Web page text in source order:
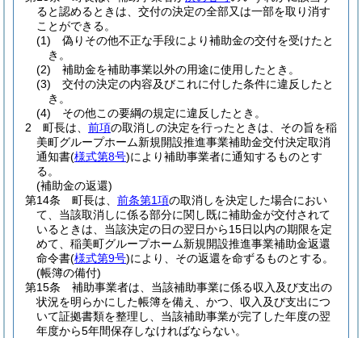
ると認めるときは、交付の決定の全部又は一部を取り消す
ことができる。
(1)
偽りその他不正な手段により補助金の交付を受けたと
き。
(2)
補助金を補助事業以外の用途に使用したとき。
(3)
交付の決定の内容及びこれに付した条件に違反したと
き。
(4)
その他この要綱の規定に違反したとき。
2
町長は、 前項の取消しの決定を行ったときは、その旨を稲
美町グループホーム新規開設推進事業補助金交付決定取消
通知書(様式第8号)により補助事業者に通知するものとす
る。
(補助金の返還)
第14条
町長は、 前条第1項の取消しを決定した場合におい
て、当該取消しに係る部分に関し既に補助金が交付されて
いるときは、当該決定の日の翌日から15日以内の期限を定
めて、稲美町グループホーム新規開設推進事業補助金返還
命令書(様式第9号)により、その返還を命ずるものとする。
(帳簿の備付)
第15条
補助事業者は、当該補助事業に係る収入及び支出の
状況を明らかにした帳簿を備え、かつ、収入及び支出につ
いて証拠書類を整理し、当該補助事業が完了した年度の翌
年度から5年間保存しなければならない。